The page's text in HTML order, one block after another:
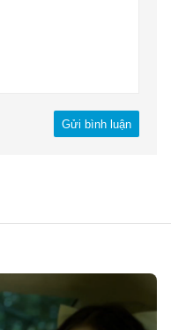
Gửi bình luận